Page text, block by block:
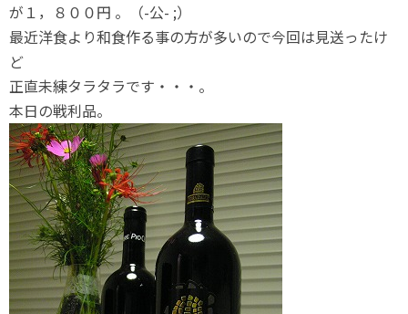
が１，８００円 。（-公- ;）
最近洋食より和食作る事の方が多いので今回は見送ったけ
ど
正直未練タラタラです・・・。
本日の戦利品。